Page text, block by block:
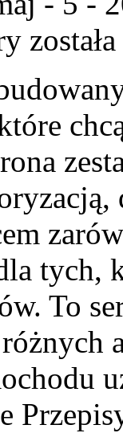
tych,
To